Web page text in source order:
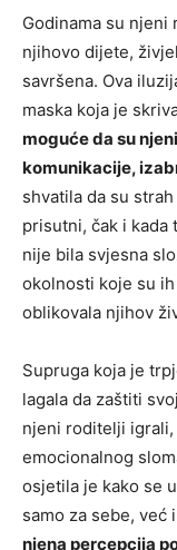
Godinama su
njihovo dijete,
savršena. Ova
maska koja je
moguće da su
komunikacije,
shvatila da su
prisutni, čak i kada
nije bila svjesna
okolnosti koje su
oblikovala njihov
Supruga koja je
lagala da zaštiti
njeni roditelji igrali,
emocionalnog
osjetila je kako se
samo za sebe, već
njena percepcija